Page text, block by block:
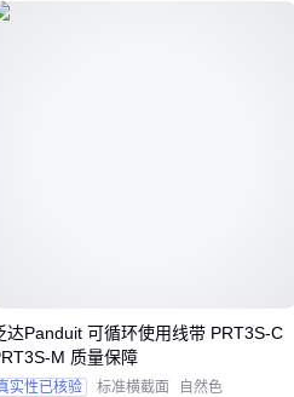
传输。
应哪些典型场景？
物化体现：
而
备中。
考虑MCX的90度弯头
选用微型同轴接口
达Panduit 可循环使用线带 PRT3S-C
M 质量保障
实性已核验 标准横截面 自然色